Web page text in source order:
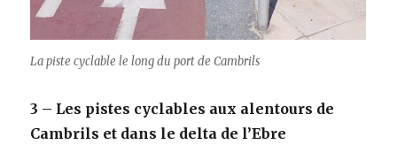
La piste cyclable le long du port de Cambrils
3 – Les pistes cyclables aux alentours de
Cambrils et dans le delta de l’Ebre